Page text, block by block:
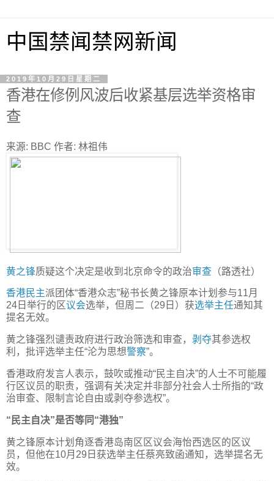
中国禁闻禁网新闻
2019年10月29日星期二
香港在修例风波后收紧基层选举资格审
查
来源: BBC 作者: 林祖伟
黄之锋质疑这个决定是收到北京命令的政治审查 （路透社）
香港民主派团体“香港众志”秘书长黄之锋原本计划参与11月
24日举行的区议会选举，但周二（29日）获选举主任通知其
提名无效。
黄之锋强烈谴责政府进行政治筛选和审查， 剥夺其参选权
利，批评选举主任“沦为思想警察”。
香港政府发言人表示，鼓吹或推动“民主自决”的人士不可能履
行区议员的职责，强调有关决定并非部分社会人士所指的“政
治审查、限制言论自由或剥夺参选权”。
“民主自决”是否等同“港独”
黄之锋原本计划角逐香港岛南区区议会海怡西选区的区议
员，但他在10月29日获选举主任蔡亮致函通知，选举提名无
效。